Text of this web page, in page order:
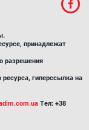
принадлежат
разрешения
гиперссылка на
Тел: +38